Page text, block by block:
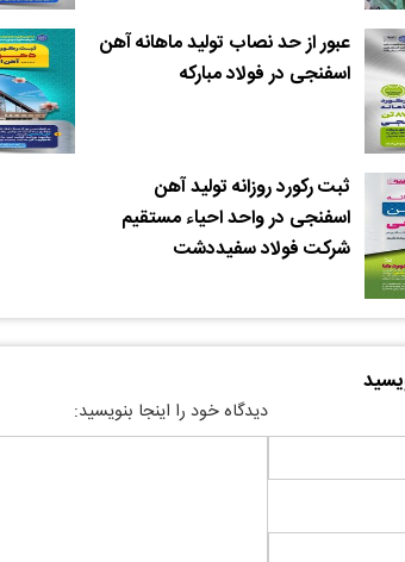
عبور از حد نصاب تولید ماهانه آهن
اسفنجی در فولاد مبارکه
ثبت رکورد روزانه تولید آهن
اسفنجی در واحد احیاء مستقیم
شرکت فولاد سفیددشت
دیدگاه خود را اینجا بنویسید: